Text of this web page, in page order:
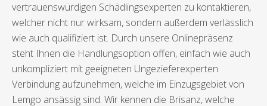
vertrauenswürdigen Schädlingsexperten zu kontaktieren,
welcher nicht nur wirksam, sondern außerdem verlässlich
wie auch qualifiziert ist. Durch unsere Onlinepräsenz
steht Ihnen die Handlungsoption offen, einfach wie auch
unkompliziert mit geeigneten Ungezieferexperten
Verbindung aufzunehmen, welche im Einzugsgebiet von
Lemgo ansässig sind. Wir kennen die Brisanz, welche